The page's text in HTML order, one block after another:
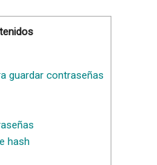
guardar contraseñas
hash